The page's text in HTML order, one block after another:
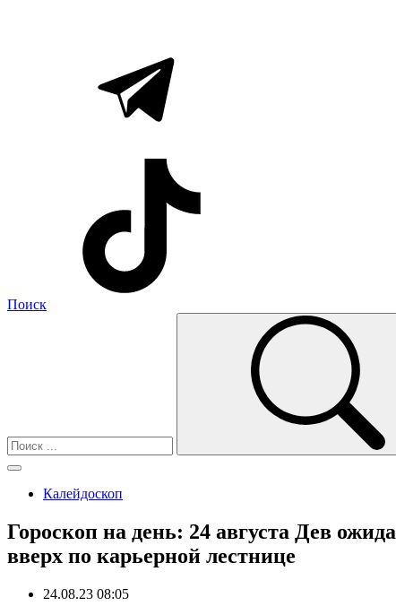
Поиск
Калейдоскоп
Гороскоп на день: 24 августа Дев
вверх по карьерной лестнице
24.08.23 08:05